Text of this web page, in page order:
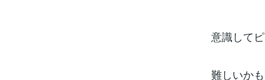
意識して
難しいか